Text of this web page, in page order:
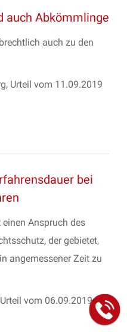
auch Abkömmlinge
auch zu den
Urteil vom 11.09.2019
bei
Anspruch des
der gebietet,
angemessener Zeit zu
vom 06.09.2019